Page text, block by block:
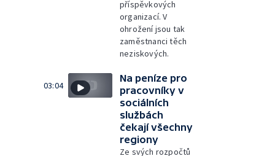
příspěvkových
organizací. V
ohrožení jsou tak
zaměstnanci těch
neziskových.
03:04
Na peníze pro
pracovníky v
sociálních
službách
čekají všechny
regiony
Ze svých rozpočtů